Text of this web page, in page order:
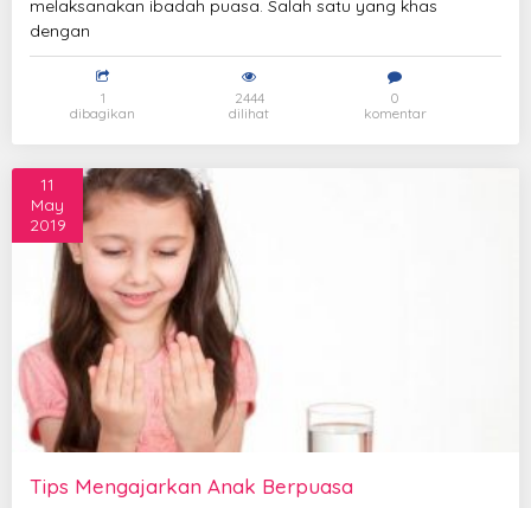
melaksanakan ibadah puasa. Salah satu yang khas
dengan
1
dibagikan
2444
dilihat
0
komentar
Tips Mengajarkan Anak Berpuasa
11
May
2019